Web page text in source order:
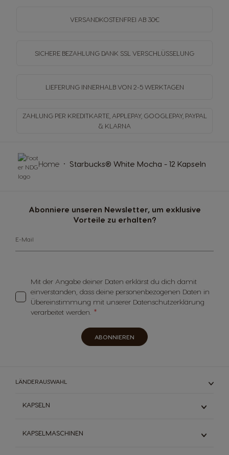
VERSANDKOSTENFREI AB 30€
SICHERE BEZAHLUNG DANK SSL VERSCHLÜSSELUNG
LIEFERUNG INNERHALB VON 2-5 WERKTAGEN
ZAHLUNG PER KREDITKARTE, APPLEPAY, GOOGLEPAY, PAYPAL
& KLARNA
Abonniere unseren Newsletter, um exklusive
Vorteile zu erhalten?
E-Mail
Mit der Angabe deiner Daten erklärst du dich damit
einverstanden, dass deine personenbezogenen Daten in
Übereinstimmung mit unserer Datenschutzerklärung
verarbeitet werden.
ABONNIEREN
Home Starbucks® White Mocha - 12 Kapseln
LÄNDERAUSWAHL
KAPSELN
Schwarzkaffee
KAPSELMASCHINEN